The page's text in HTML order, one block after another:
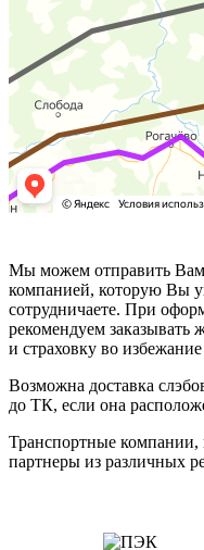
Мы можем отправить
компанией, которую Вы
сотрудничаете. При
рекомендуем заказывать
и страховку во
Возможна доставка
до ТК, если она
Транспортные
партнеры из различных